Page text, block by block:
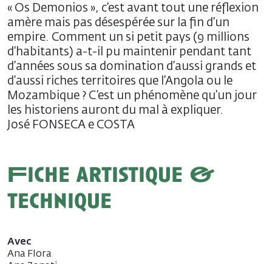
« Os Demonios », c’est avant tout une réflexion
amère mais pas désespérée sur la fin d’un
empire. Comment un si petit pays (9 millions
d’habitants) a-t-il pu maintenir pendant tant
d’années sous sa domination d’aussi grands et
d’aussi riches territoires que l’Angola ou le
Mozambique ? C’est un phénomène qu’un jour
les historiens auront du mal à expliquer.
José FONSECA e COSTA
Fiche artistique &
technique
Avec
Ana Flora